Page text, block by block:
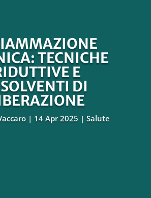
TECNICHE
E
DI
14 Apr 2025 Salute